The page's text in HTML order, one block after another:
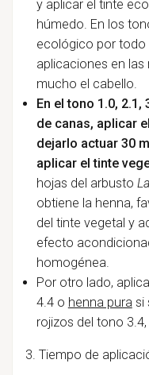
y aplicar el tinte
húmedo. En los
ecológico por todo
aplicaciones en
mucho el cabello.
En el tono 1.0, 2.1,
de canas, aplicar
dejarlo actuar 30
aplicar el tinte
hojas del arbusto
obtiene la henna,
del tinte vegetal y
efecto
homogénea.
Por otro lado,
4.4 o henna purasi
rojizos del tono
3. Tiempo de